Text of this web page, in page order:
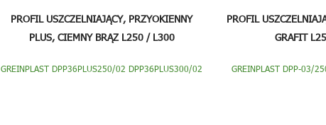
PROFIL USZCZELNIAJĄCY, PRZYOKIENNY
PLUS, CIEMNY BRĄZ L250 / L300
GREINPLAST DPP36PLUS250/02 DPP36PLUS300/02
PROFIL
GRAFIT
GREINPLAST DPP-03/